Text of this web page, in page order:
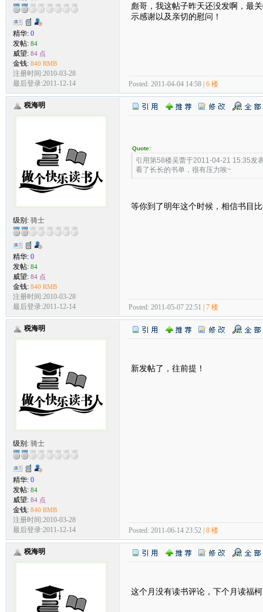
精华: 0
发帖: 84
威望: 84 点
金钱: 840 RMB
注册时间:2010-03-28
最后登录:2011-12-14
彪哥，我这帖子昨天还没发啊，最
示感谢以及亲切的慰问！
Posted: 2011-04-04 14:58 | 6 楼
税海明
级别: 骑士
精华: 0
发帖: 84
威望: 84 点
金钱: 840 RMB
注册时间:2010-03-28
最后登录:2011-12-14
Quote:
引用第58楼吴蕾于2011-04-21 15:35发
看了长长的书单，很有压力唉~
等你到了明年这个时候，相信书目
Posted: 2011-05-07 22:51 | 7 楼
税海明
级别: 骑士
精华: 0
发帖: 84
威望: 84 点
金钱: 840 RMB
注册时间:2010-03-28
最后登录:2011-12-14
新发帖了，往前提！
Posted: 2011-06-14 23:52 | 8 楼
税海明
这个月没有读书评论，下个月读福柯